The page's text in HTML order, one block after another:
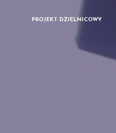
PROJEKT DZIELNICOWY